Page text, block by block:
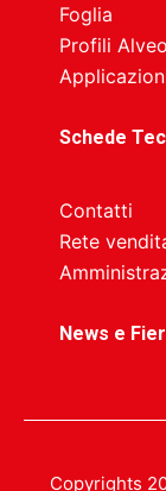
Foglia
Profili
Schede
Contatti
Rete
News e
Copyrights